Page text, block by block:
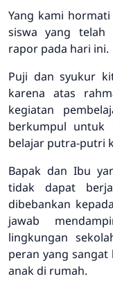
Yang kami
siswa yang telah
rapor pada hari ini.
Puji dan syukur
karena atas
kegiatan
berkumpul untuk
belajar putra-putri
Bapak dan Ibu
tidak dapat
dibebankan
jawab
lingkungan
peran yang
anak di rumah.